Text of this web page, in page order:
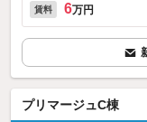
賃料 6万円
プリマージュC棟